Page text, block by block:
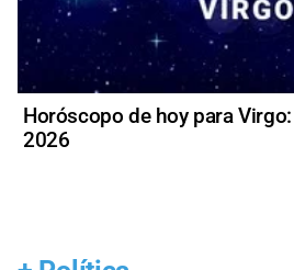
Horóscopo de hoy para
2026